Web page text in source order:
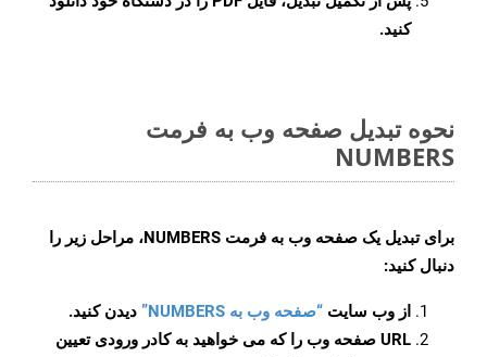
کنید.
نحوه تبدیل صفحه وب به فرمت
NUMBERS
برای تبدیل یک صفحه وب به فرمت NUMBERS، مراحل زیر را
دنبال کنید:
از وب سایت “صفحه وب به NUMBERS”
دیدن کنید.
URL صفحه وب را که می خواهید به کادر ورودی تعیین